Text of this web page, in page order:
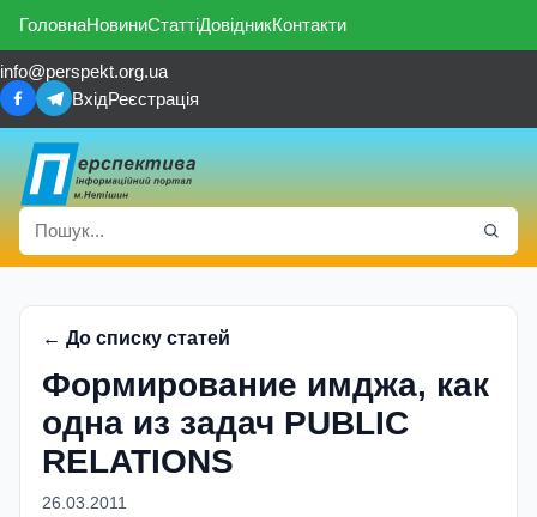
ГоловнаНовиниСтаттіДовідникКонтакти
info@perspekt.org.ua
ВхідРеєстрація
← До списку статей
Формирование имджа, как
одна из задач PUBLIC
RELATIONS
26.03.2011